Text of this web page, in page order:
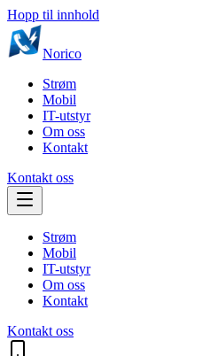
Hopp til innhold
Norico
Strøm
Mobil
IT-utstyr
Om oss
Kontakt
Kontakt oss
Strøm
Mobil
IT-utstyr
Om oss
Kontakt
Kontakt oss